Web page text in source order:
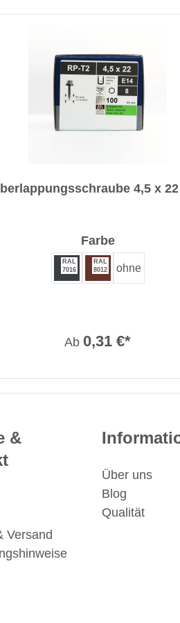
4,5 x
Farbeauswählen
RAL
7016
RAL
8012
ohne
Ab 0,31 €*
&
Versand
Über uns
Blog
Qualität